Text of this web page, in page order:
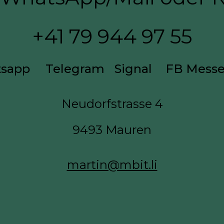
+41 79 944 97 55
Telegram Signal FB
Neudorfstrasse 4
9493 Mauren
martin@mbit.li